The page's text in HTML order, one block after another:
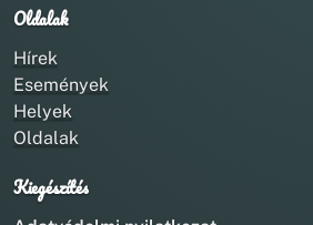
Oldalak
Hírek
Események
Helyek
Oldalak
Kiegészítés